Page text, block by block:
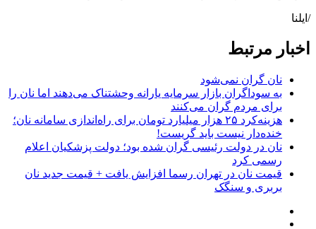
/ایلنا
اخبار مرتبط
نان گران نمی‌شود
به سوداگران بازار سرمایه یارانه وحشتناک می‌دهند اما نان را
برای مردم گران می‌کنند
هزینه‌کرد ۲۵ هزار میلیارد تومان برای راه‌اندازی سامانه نان؛
خنده‌دار نیست باید گریست!
نان در دولت رئیسی گران شده بود؛ دولت پزشکیان اعلام
رسمی کرد
قیمت نان در تهران رسما افزایش یافت + قیمت جدید نان
بربری و سنگک